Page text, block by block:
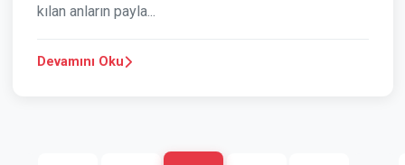
kılan anların payla...
Devamını Oku